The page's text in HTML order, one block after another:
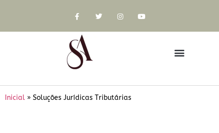
Inicial » Soluções Jurídicas Tributárias